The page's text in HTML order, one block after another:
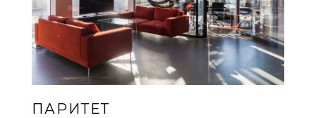
ПАРИТЕТ